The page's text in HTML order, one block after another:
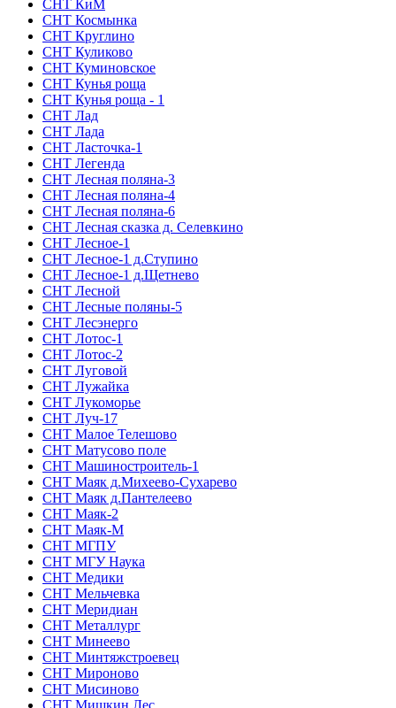
СНТ КиМ
СНТ Космынка
СНТ Круглино
СНТ Куликово
СНТ Куминовское
СНТ Кунья роща
СНТ Кунья роща - 1
СНТ Лад
СНТ Лада
СНТ Ласточка-1
СНТ Легенда
СНТ Лесная поляна-3
СНТ Лесная поляна-4
СНТ Лесная поляна-6
СНТ Лесная сказка д. Селевкино
СНТ Лесное-1
СНТ Лесное-1 д.Ступино
СНТ Лесное-1 д.Щетнево
СНТ Лесной
СНТ Лесные поляны-5
СНТ Лесэнерго
СНТ Лотос-1
СНТ Лотос-2
СНТ Луговой
СНТ Лужайка
СНТ Лукоморье
СНТ Луч-17
СНТ Малое Телешово
СНТ Матусово поле
СНТ Машиностроитель-1
СНТ Маяк д.Михеево-Сухарево
СНТ Маяк д.Пантелеево
СНТ Маяк-2
СНТ Маяк-М
СНТ МГПУ
СНТ МГУ Наука
СНТ Медики
СНТ Мельчевка
СНТ Меридиан
СНТ Металлург
СНТ Минеево
СНТ Минтяжстроевец
СНТ Мироново
СНТ Мисиново
СНТ Мишкин Лес